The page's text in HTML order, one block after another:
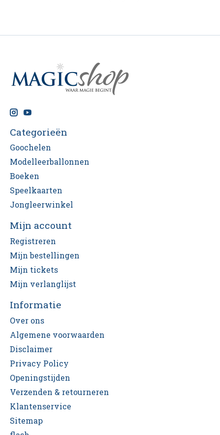
Categorieën
Goochelen
Modelleerballonnen
Boeken
Speelkaarten
Jongleerwinkel
Mijn account
Registreren
Mijn bestellingen
Mijn tickets
Mijn verlanglijst
Informatie
Over ons
Algemene voorwaarden
Disclaimer
Privacy Policy
Openingstijden
Verzenden & retourneren
Klantenservice
Sitemap